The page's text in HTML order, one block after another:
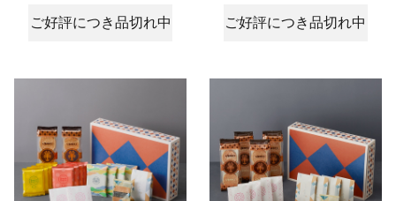
ご好評につき品切れ中 ご好評につき品切れ中